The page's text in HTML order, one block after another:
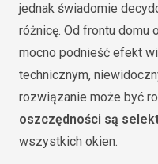
jednak świadomie
różnicę. Od frontu domu
mocno podnieść efekt
technicznym,
rozwiązanie może być
oszczędności są
wszystkich okien.